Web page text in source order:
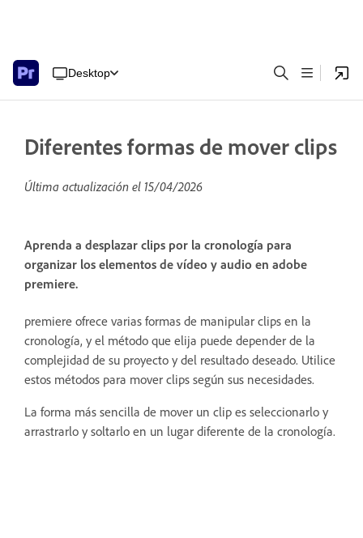
Desktop
Diferentes formas de mover clips
Última actualización el 15/04/2026
Aprenda a desplazar clips por la cronología para
organizar los elementos de vídeo y audio en adobe
premiere.
premiere ofrece varias formas de manipular clips en la
cronología, y el método que elija puede depender de la
complejidad de su proyecto y del resultado deseado. Utilice
estos métodos para mover clips según sus necesidades.
La forma más sencilla de mover un clip es seleccionarlo y
arrastrarlo y soltarlo en un lugar diferente de la cronología.